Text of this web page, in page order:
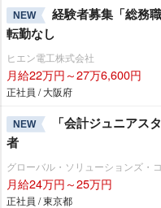
NEW
経験者募集「総務
転勤なし
ヒエン電工株式会社
月給22万円～27万6,600円
正社員 / 大阪府
NEW
「会計ジュニアス
者
グローバル・ソリューションズ・
月給24万円～25万円
正社員 / 東京都